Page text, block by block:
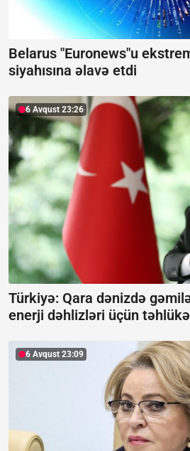
Belarus "Euronews"u
siyahısına əlavə etdi
6 Avqust 23:26
Türkiyə: Qara dənizdə
enerji dəhlizləri üçün təhlükə
6 Avqust 23:09